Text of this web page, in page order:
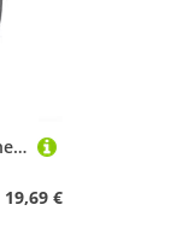
Forstwirtschaftlicher Schutzhelm mit Stahldraht-Gesichtsschutz für Kettensägenbetrieb und Holzeinschlag
19,69 €